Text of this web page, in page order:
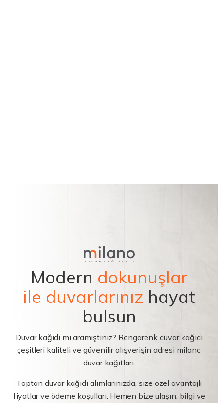
Modern dokunuşlar
ile duvarlarınız hayat
bulsun
Duvar kağıdı mı aramıştınız? Rengarenk duvar kağıdı
çeşitleri kaliteli ve güvenilir alışverişin adresi milano
duvar kağıtları.
Toptan duvar kağıdı alımlarınızda, size özel avantajlı
fiyatlar ve ödeme koşulları. Hemen bize ulaşın, bilgi ve